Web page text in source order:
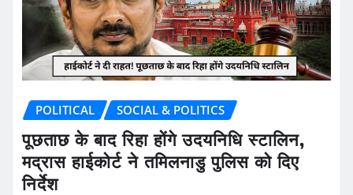
POLITICAL SOCIAL & POLITICS
पूछताछ के बाद रिहा होंगे उदयनिधि स्टालिन,
मद्रास हाईकोर्ट ने तमिलनाडु पुलिस को दिए
निर्देश